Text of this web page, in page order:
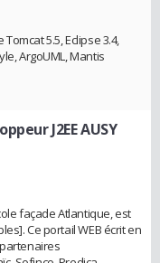
Tomcat 5.5, Eclipse 3.4,
ArgoUML, Mantis
J2EE AUSY
façade Atlantique, est
Ce portail WEB écrit en